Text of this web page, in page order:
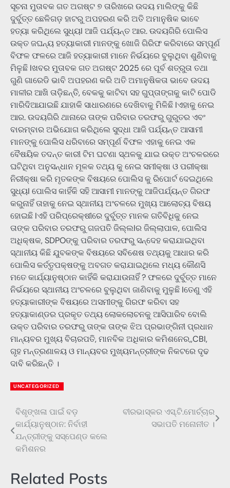
ସୂଚନା ମୁତାବକ ଗତ ଅଗଷ୍ଟ ୭ ତାରିଖରେ ଉଦୟ ମାଲିଙ୍କୁ କିଛି
ଦୁର୍ବୁତ୍ତ ଛେଳିଗଡ଼ ହାଟରୁ ଅପହରଣ କରି ଅତି ଅମାନୁଷିକ ଭାବେ
ହତ୍ୟା କରିଥିଲେ ସୁଧ୍ୟI ଆଜି ପର୍ଯ୍ୟନ୍ତ ଆର. ଉଦୟଗିରି ପୋଲିସ
ଉକ୍ତ ଜଘନ୍ୟ ହତ୍ୟାକାରୀ ମାନଙ୍କୁ ଖୋଜି ଗିରିଫ କରିବାରେ ସମ୍ପୂର୍ଣ
ବିଫଳ ଫଳରେ ଆଜି ହତ୍ୟାକାରୀ ମାନେ ନିର୍ଭୟରେ ବୁଲୁଥିବା ଶୁଣିବାକୁ
ମିଳୁଛି Iଖବର ମୁତାବକ ଗତ ଅଗଷ୍ଟ 2025 ରେ ପୂର୍ବ ଶତ୍ରୁତା ତଥା
ଗୁଣି ଗାରେଡି ଭାବି ଅପହରଣ କରି ଅତି ଅମାନୁଷିକତା ଭାବେ ଉଦୟ
ମାଳୀର ଆଖି ତାଡ଼ିଛନ୍ତି, ବେକକୁ କାଟିବା ସହ ଗୁପ୍ତାଙ୍ଗକୁ କାଟି ପୋଡି
ମାରିଦିଆଯାଇଛି ଯାହାକି ସାଧାରଣରେ ଦେଖିବାକୁ ମିଳିଛି Iଏହାକୁ ନେଇ
ଆର. ଉଦୟଗିରି ଥାନାରେ ତାଙ୍କ ପରିବାର ତରଫରୁ ଗୁରୁତର ଏବଂ
ବାରମ୍ବାର ଅଭିଯୋଗ କରିଥିଲେ ସୁଦ୍ଧା ଆଜି ପର୍ଯ୍ୟନ୍ତ ଆସାମୀ
ମାନଙ୍କୁ ପୋଲିସ ଧରିବାରେ ସମ୍ପୂର୍ଣ ବିଫଳ ଏହାକୁ ନେଇ ଏକ
ବୈଷୟିକ ତଦନ୍ତ କାରୀ ଟିମ ଘଟଣା ସ୍ଥଳକୁ ଯାଇ ଉକ୍ତ ଅଂଚଳରରେ
ଘଟିଥିବା ଅନୁସନ୍ଧାନ ମୂଳକ ତଥ୍ୟ କୁ ନେଇ ସମୀକ୍ଷା ଓ ପରୀକ୍ଷା
ନିରୀକ୍ଷା କରି ମୃତକଙ୍କ ବିଷୟରେ ପୋଲିସ କୁ ରିପୋର୍ଟ ଦେଇଥିଲେ
ସୁଧ୍ୟI ପୋଲିସ କାହିଁକି ସହି ଆସାମୀ ମାନଙ୍କୁ ଆଜିପର୍ଯ୍ୟନ୍ତ ଗିରଫ
କରୁନାହିଁ ତାହାକୁ ନେଇ ସ୍ଥାନୀୟ ଅଂଚଳରେ ମୁଖ୍ୟ ଆଲୋଚ୍ୟ ବିଷୟ
ହୋଇଛି Iଏହି ପରିପ୍ରେକ୍ଷୀରେ ଦୁର୍ବୁତ୍ତ ମାନକ ଗତିବିଧିକୁ ନେଇ
ତାଙ୍କ ପରିବାର ତରଫରୁ ଗଜପତି ଜିଲ୍ଲIର ଜିଲ୍ଲାପାଳ, ପୋଲିସ
ଅଧିକ୍ଷକ, SDPOଙ୍କୁ ପରିବାର ତରଫରୁ ସନ୍ଦେହ କରାଯାଇଥିବା
ସ୍ଥାନୀୟ କିଛି ଯୁବକଙ୍କ ବିଷୟରେ ସବିଶେଷ ତଥ୍ୟକୁ ଆଧାର କରି
ପୋଲିସ କର୍ତ୍ତୃପକ୍ଷଙ୍କୁ ଅବଗତ କରାଯାଇଥିଲେ ମଧ୍ୟ କୌଣସି
ମତେ କାର୍ଯ୍ୟାନୁଷ୍ଠାନ କାହିଁକି କରାଯାଉନାହିଁ ? ଫଳରେ ଦୁର୍ବୁତ୍ତ ମାନେ
ନିର୍ଭୟରେ ସ୍ଥାନୀୟ ଅଂଚଳରେ ବୁଲୁଥିବା ଜାଣିବାକୁ ମୁଳୁଛି Iତେଣୁ ଏହି
ହତ୍ୟାକାରୀଙ୍କ ବିଷୟରେ ଅସମୀଙ୍କୁ ଗିରଫ କରିବା ସହ
ହତ୍ୟାକାଣ୍ଡର ପ୍ରକୃତ ତଥ୍ୟ ଲୋକଲୋଚନକୁ ଆସିପାରିବ ବୋଲି
ଉକ୍ତ ପରିବାର ତରଫରୁ ତାଙ୍କ ତାଙ୍କ ଝିଅ ପ୍ରଭାଙ୍ଗିନୀ ପ୍ରଧାନ
ମାନ୍ୟବର ମୁଖ୍ୟ ବିଚାରପତି, ମାନବିକ ଅଧିକାର କମିଶନେର,,CBI,
ଗୃହ ମନ୍ତ୍ରଣାଳୟ ଓ ମାନ୍ୟବର ମୁଖ୍ୟମନ୍ତ୍ରୀଙ୍କ ନିକଟରେ ଦୃଢ
ଦାବି କରିଛନ୍ତି ।
UNCATEGORIZED
Post
navigation
ବିଶୃଙ୍ଖଳା ପାଇଁ ବଡ଼
କାର୍ଯ୍ୟାନୁଷ୍ଠାନ: ନିର୍ବାହୀ
ଯନ୍ତ୍ରୀଙ୍କୁ ସସ୍ପେଣ୍ଡ କଲେ
କମିଶନର
ବୀରଭାସ୍କର ଏସ୍.ଟି.ମୋର୍ଚ୍ଚାର
ସଭାପତି ମନୋନୀତ ।
Related Posts